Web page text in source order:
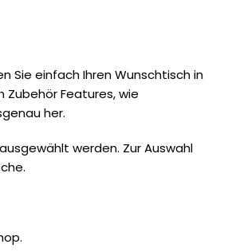
Sie einfach Ihren Wunschtisch in
Features, wie
her.
werden. Zur Auswahl